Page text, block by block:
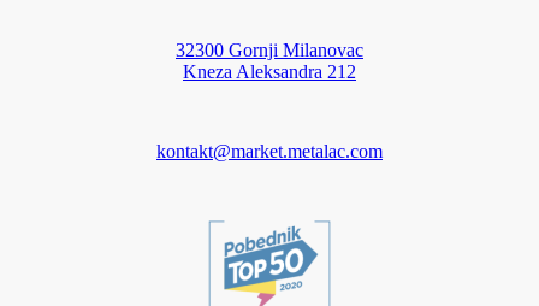
32300 Gornji Milanovac
Kneza Aleksandra 212
kontakt@market.metalac.com